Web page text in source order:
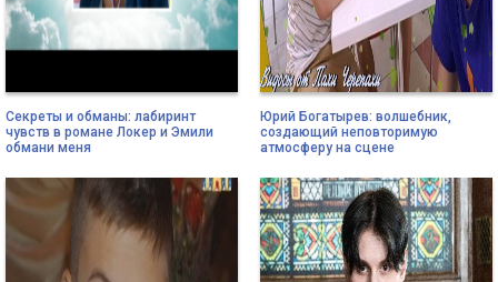
Секреты и обманы: лабиринт
чувств в романе Локер и Эмили
обмани меня
Юрий Богатырев: волшебник,
создающий неповторимую
атмосферу на сцене